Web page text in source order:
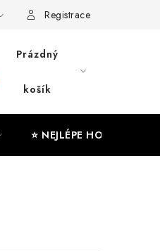
Registrace
Prázdný
košík
⭐ NEJLÉPE HODNOCENÉ